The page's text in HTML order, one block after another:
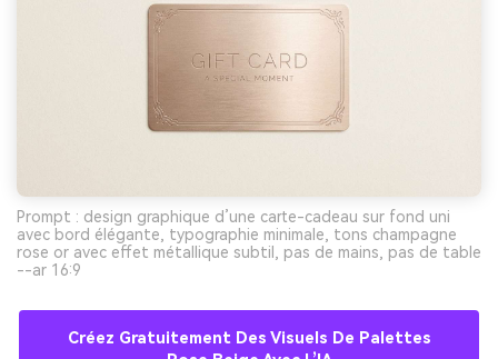
Prompt : design graphique d’une carte-cadeau sur fond uni
avec bord élégante, typographie minimale, tons champagne
rose or avec effet métallique subtil, pas de mains, pas de table
--ar 16:9
Créez Gratuitement Des Visuels De Palettes